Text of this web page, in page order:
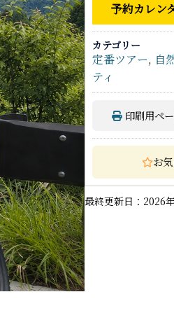
予約カレン
カテゴリー
定番ツアー, 自
ティ
印刷用ペ
お
最終更新日：2026